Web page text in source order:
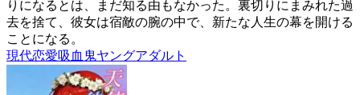
りになるとは、まだ知る由もなかった。裏切りにまみれた過
去を捨て、彼女は宿敵の腕の中で、新たな人生の幕を開ける
ことになる。
現代恋愛吸血鬼ヤングアダルト